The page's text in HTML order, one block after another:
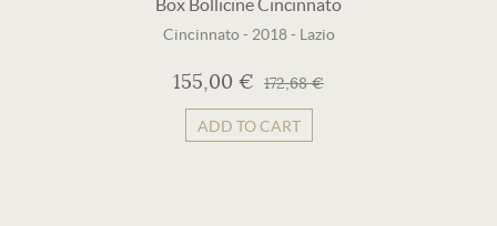
Box Bollicine Cincinnato
Cincinnato - 2018- Lazio
155,00 € 172,68 €
ADD TO CART